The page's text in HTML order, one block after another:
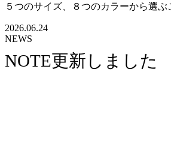
５つのサイズ、８つのカラーから選
2026.06.24
NEWS
NOTE更新しました